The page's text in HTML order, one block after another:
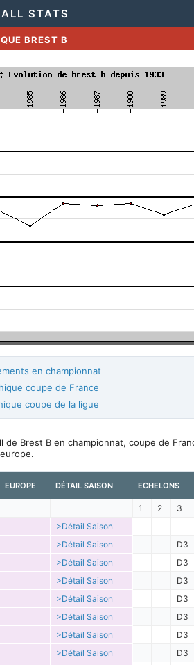
STATS
BREST B
en championnat
coupe de France
coupe de la ligue
Brest B en championnat, coupe de
EUROPE DÉTAIL SAISON ECHELONS
1 2 3
>Détail Saison
>Détail Saison
D3
>Détail Saison
D3
>Détail Saison
D3
>Détail Saison
D3
>Détail Saison
D3
>Détail Saison
D3
>Détail Saison
D3